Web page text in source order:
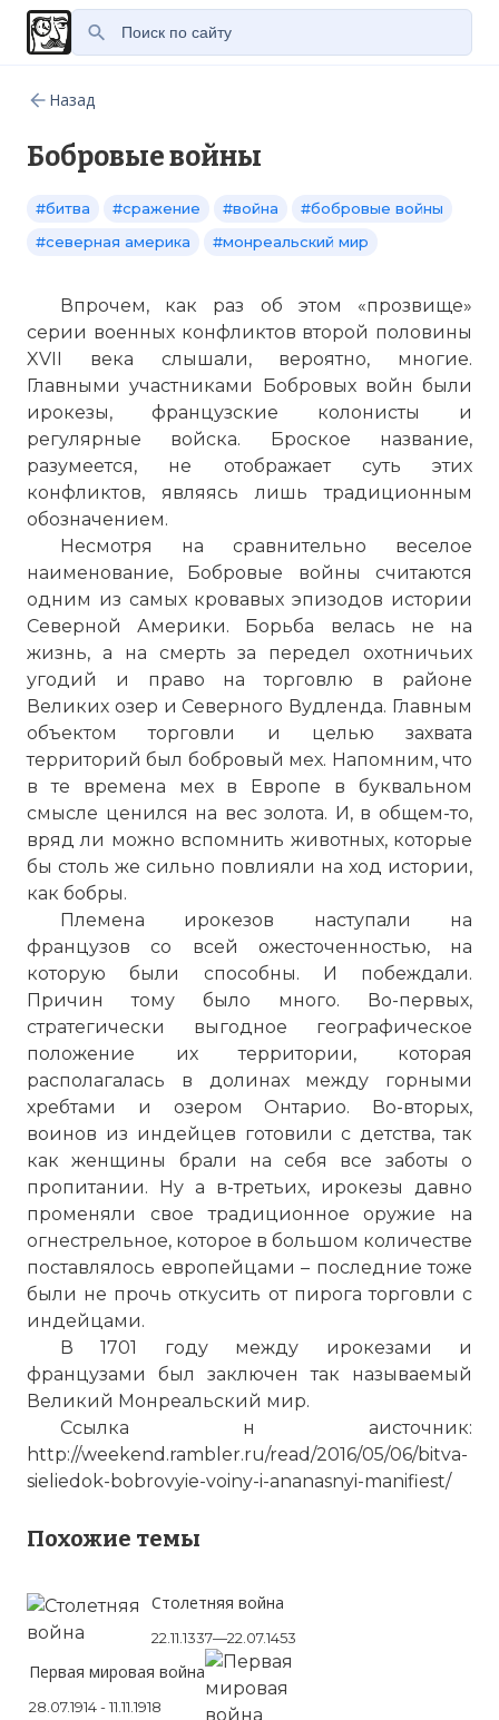
Назад
Бобровые войны
#битва #сражение #война
#бобровые войны
#северная америка
#монреальский мир
Впрочем, как раз об этом «прозвище»
серии военных конфликтов второй половины
XVII века слышали, вероятно, многие.
Главными участниками Бобровых войн были
ирокезы, французские колонисты и
регулярные войска. Броское название,
разумеется, не отображает суть этих
конфликтов, являясь лишь традиционным
обозначением.
Несмотря на сравнительно веселое
наименование, Бобровые войны считаются
одним из самых кровавых эпизодов истории
Северной Америки. Борьба велась не на
жизнь, а на смерть за передел охотничьих
угодий и право на торговлю в районе
Великих озер и Северного Вудленда. Главным
объектом торговли и целью захвата
территорий был бобровый мех. Напомним, что
в те времена мех в Европе в буквальном
смысле ценился на вес золота. И, в общем-то,
вряд ли можно вспомнить животных, которые
бы столь же сильно повлияли на ход истории,
как бобры.
Племена ирокезов наступали на
французов со всей ожесточенностью, на
которую были способны. И побеждали.
Причин тому было много. Во-первых,
стратегически выгодное географическое
положение их территории, которая
располагалась в долинах между горными
хребтами и озером Онтарио. Во-вторых,
воинов из индейцев готовили с детства, так
как женщины брали на себя все заботы о
пропитании. Ну а в-третьих, ирокезы давно
променяли свое традиционное оружие на
огнестрельное, которое в большом количестве
поставлялось европейцами – последние тоже
были не прочь откусить от пирога торговли с
индейцами.
В 1701 году между ирокезами и
французами был заключен так называемый
Великий Монреальский мир.
Ссылка н аисточник:
http://weekend.rambler.ru/read/2016/05/06/bitva-
sieliedok-bobrovyie-voiny-i-ananasnyi-manifiest/
Похожие темы
Столетняя война
22.11.1337—22.07.1453
Первая мировая война
28.07.1914 - 11.11.1918